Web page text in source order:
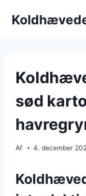
sød
Af 4. december